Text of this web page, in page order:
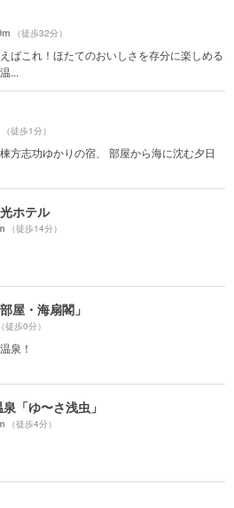
（徒歩32分）
ばこれ！ほたてのおいしさを存分に楽しめる
...
（徒歩1分）
方志功ゆかりの宿、 部屋から海に沈む夕日
ホテル
（徒歩14分）
屋・海扇閣」
（徒歩0分）
泉！
「ゆ〜さ浅虫」
（徒歩4分）